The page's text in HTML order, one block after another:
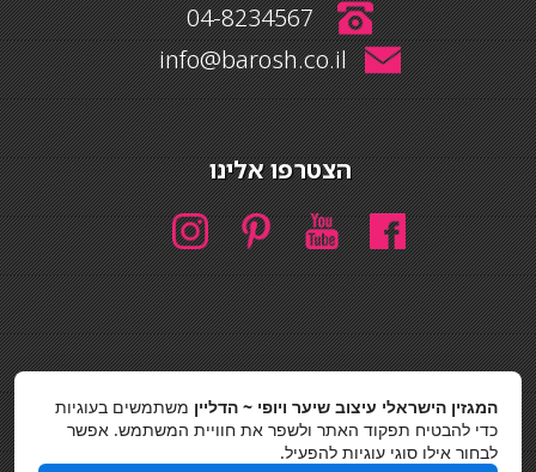
04-8234567
info@barosh.co.il
הצטרפו אלינו
חיפוש
חיפוש
כסאות בר
המגזין הישראלי עיצוב שיער ויופי ~ הדליין משתמשים בעוגיות
כדי להבטיח תפקוד האתר ולשפר את חוויית המשתמש. אפשר
לבחור אילו סוגי עוגיות להפעיל.